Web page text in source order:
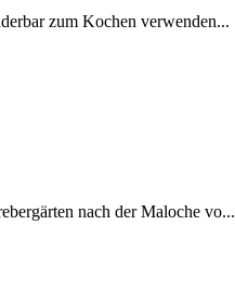
zum Kochen verwenden...
nach der Maloche vo...